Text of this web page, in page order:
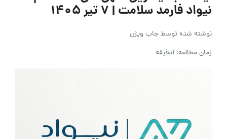
نیواد فارمد سلامت | ۷ تیر ۱۴۰۵
نوشته شده توسطجاب ویژن
زمان مطالعه: 1دقیقه